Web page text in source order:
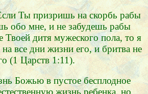
Ты призришь на скорбь рабы
обо мне, и не забудешь рабы
Твоей дитя мужеского пола, то я
все дни жизни его, и бритва не
(1 Царств 1:11).
Божью в пустое бесплодное
жизнь ребенка, но